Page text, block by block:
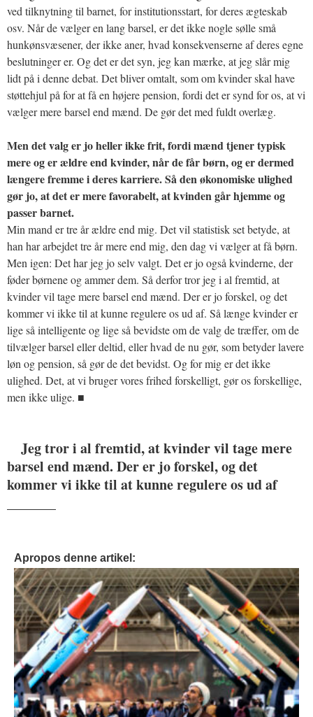
ved tilknytning til barnet, for institutionsstart, for deres ægteskab
osv. Når de vælger en lang barsel, er det ikke nogle sølle små
hunkønsvæsener, der ikke aner, hvad konsekvenserne af deres egne
beslutninger er. Og det er det syn, jeg kan mærke, at jeg slår mig
lidt på i denne debat. Det bliver omtalt, som om kvinder skal have
støttehjul på for at få en højere pension, fordi det er synd for os, at vi
vælger mere barsel end mænd. De gør det med fuldt overlæg.
Men det valg er jo heller ikke frit, fordi mænd tjener typisk
mere og er ældre end kvinder, når de får børn, og er dermed
længere fremme i deres karriere. Så den økonomiske ulighed
gør jo, at det er mere favorabelt, at kvinden går hjemme og
passer barnet.
Min mand er tre år ældre end mig. Det vil statistisk set betyde, at
han har arbejdet tre år mere end mig, den dag vi vælger at få børn.
Men igen: Det har jeg jo selv valgt. Det er jo også kvinderne, der
føder børnene og ammer dem. Så derfor tror jeg i al fremtid, at
kvinder vil tage mere barsel end mænd. Der er jo forskel, og det
kommer vi ikke til at kunne regulere os ud af. Så længe kvinder er
lige så intelligente og lige så bevidste om de valg de træffer, om de
tilvælger barsel eller deltid, eller hvad de nu gør, som betyder lavere
løn og pension, så gør de det bevidst. Og for mig er det ikke
ulighed. Det, at vi bruger vores frihed forskelligt, gør os forskellige,
men ikke ulige. ■
Jeg tror i al fremtid, at kvinder vil tage mere
barsel end mænd. Der er jo forskel, og det
kommer vi ikke til at kunne regulere os ud af
Apropos denne artikel: